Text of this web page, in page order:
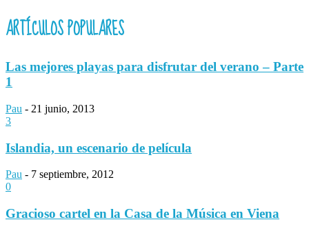
ARTÍCULOS POPULARES
Las mejores playas para disfrutar del verano – Parte
1
Pau - 21 junio, 2013
3
Islandia, un escenario de película
Pau - 7 septiembre, 2012
0
Gracioso cartel en la Casa de la Música en Viena